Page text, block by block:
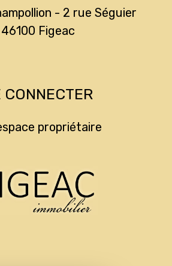
- 2 rue Séguier
46100
figeac
CONNECTER
propriétaire